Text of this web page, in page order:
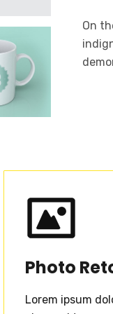
On
Photo
Lorem ipsum